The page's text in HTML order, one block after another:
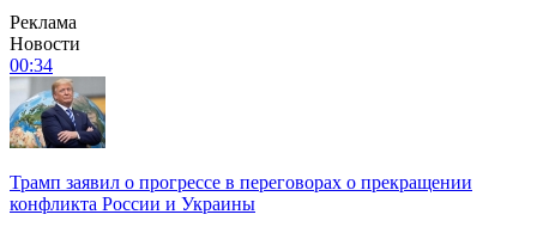
Реклама
Новости
00:34
Трамп заявил о прогрессе в переговорах о прекращении
конфликта России и Украины